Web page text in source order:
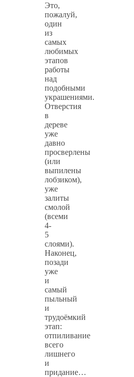
Это,
пожалуй,
один
из
самых
любимых
этапов
работы
над
подобными
украшениями.
Отверстия
в
дереве
уже
давно
просверлены
(или
выпилены
лобзиком),
уже
залиты
смолой
(всеми
4-
5
слоями).
Наконец,
позади
уже
и
самый
пыльный
и
трудоёмкий
этап:
отпиливание
всего
лишнего
и
придание…